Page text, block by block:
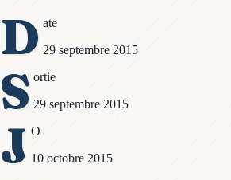
D ate
29 septembre 2015
S ortie
29 septembre 2015
J O
10 octobre 2015